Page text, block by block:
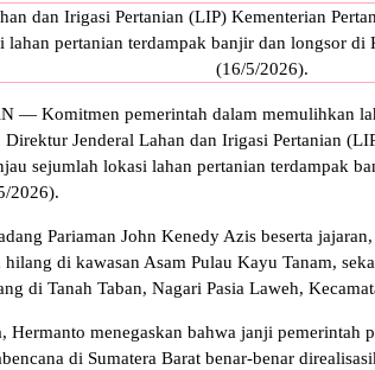
dan Irigasi Pertanian (LIP) Kementerian
lahan pertanian terdampak banjir dan longsor di
(16/5/2026).
— Komitmen pemerintah dalam memulihkan
Jenderal Lahan dan Irigasi Pertanian
sejumlah lokasi lahan pertanian terdampak
2026).
Pariaman John Kenedy Azis beserta
hilang di kawasan Asam Pulau Kayu Tanam,
di Tanah Taban, Nagari Pasia Laweh,
Hermanto menegaskan bahwa janji pemerintah
di Sumatera Barat benar-benar